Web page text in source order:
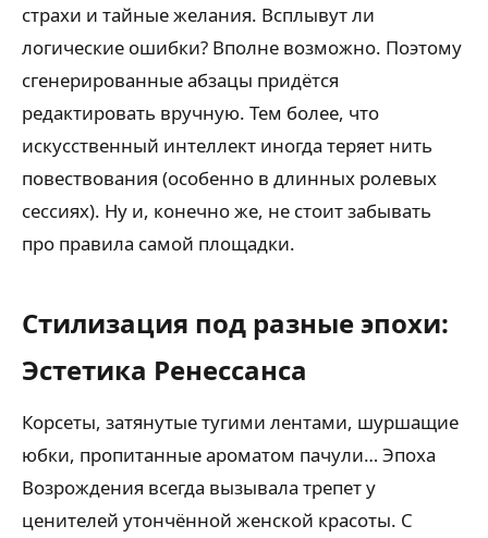
страхи и тайные желания. Всплывут ли
логические ошибки? Вполне возможно. Поэтому
сгенерированные абзацы придётся
редактировать вручную. Тем более, что
искусственный интеллект иногда теряет нить
повествования (особенно в длинных ролевых
сессиях). Ну и, конечно же, не стоит забывать
про правила самой площадки.
Стилизация под разные эпохи:
Эстетика Ренессанса
Корсеты, затянутые тугими лентами, шуршащие
юбки, пропитанные ароматом пачули… Эпоха
Возрождения всегда вызывала трепет у
ценителей утончённой женской красоты. С